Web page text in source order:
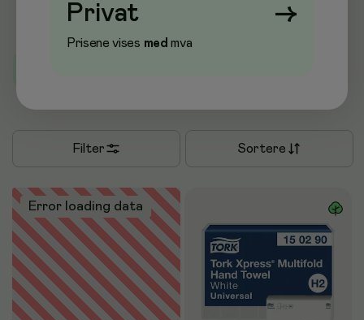
Filter Sortere
Error loading data
Privat →
Prisene vises med mva